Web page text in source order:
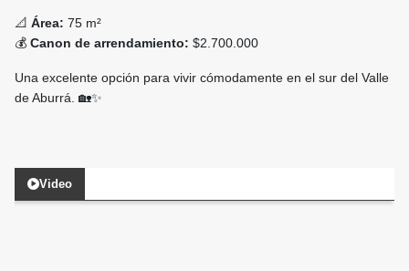
📐 Área: 75 m²
💰 Canon de arrendamiento: $2.700.000
Una excelente opción para vivir cómodamente en el sur del Valle
de Aburrá. 🏡✨
Video